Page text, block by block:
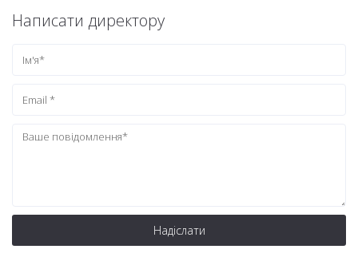
Написати директору
Надіслати